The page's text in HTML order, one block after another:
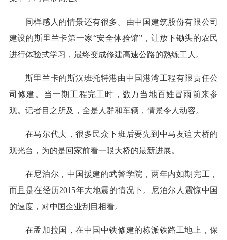
同样感人的情景还有很多。由中国建筑股份有限公司
建设的斯里兰卡第一家“安全体验馆”，让放下锄头的农民
进行体验式学习，最终变成修建高速公路的熟练工人。
斯里兰卡的斯汉班托特港由中国港湾工程有限责任公
司修建。当一期工程完工时，数万当地百姓冒雨前来参
观。记者目之所及，全是人群和车辆，情景令人动容。
在马尔代夫，很多民众下班后要先到中马友谊大桥的
观光台，为的是回家前看一眼大桥的最新进展。
在尼泊尔，中国援建的武警学院，两年内如期完工，
而且是在经历2015年大地震的情况下。尼泊尔人震惊中国
的速度，对中国企业刮目相看。
在孟加拉国，在中国中铁修建的栋派铁路工地上，保